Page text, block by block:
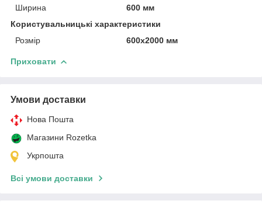
Ширина
600 мм
Користувальницькі характеристики
Розмір
600х2000 мм
Приховати
Умови доставки
Нова Пошта
Магазини Rozetka
Укрпошта
Всі умови доставки